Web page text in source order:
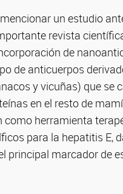
un estudio
revista
de
de anticuerpos
y vicuñas) que se
en el resto de
herramienta
para la hepatitis E,
principal marcador de